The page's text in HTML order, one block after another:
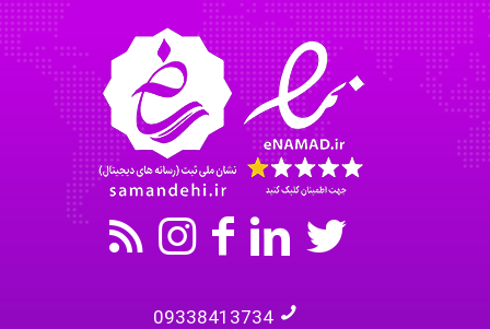
Omid
Mehrab
09338413734